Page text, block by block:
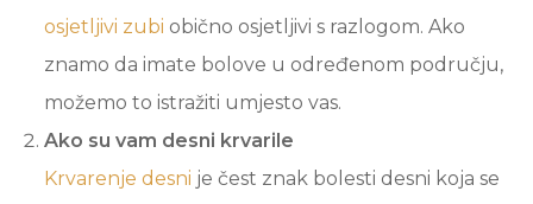
osjetljivi zubi obično osjetljivi s razlogom. Ako
znamo da imate bolove u određenom području,
možemo to istražiti umjesto vas.
Ako su vam desni krvarile
Krvarenje desni je čest znak bolesti desni koja se